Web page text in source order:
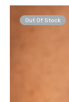
Out Of Stock